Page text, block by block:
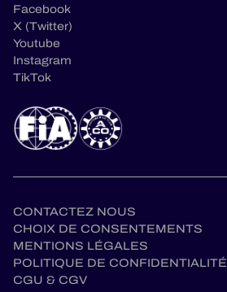
Facebook
X (Twitter)
Youtube
Instagram
TikTok
CONTACTEZ NOUS
CHOIX DE CONSENTEMENTS
MENTIONS LÉGALES
POLITIQUE DE CONFIDENTIALITÉ
CGU & CGV